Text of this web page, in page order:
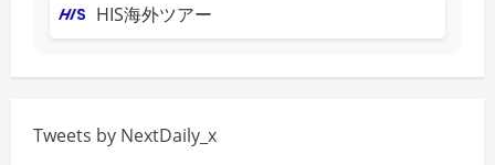
HIS海外ツアー
Tweets by NextDaily_x